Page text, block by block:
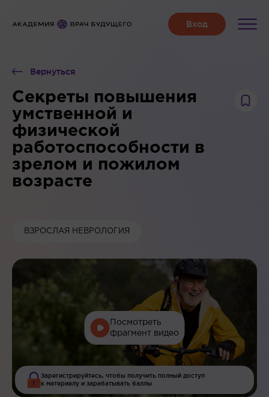
Вернуться
Секреты повышения
умственной и
физической
работоспособности в
зрелом и пожилом
возрасте
ВЗРОСЛАЯ НЕВРОЛОГИЯ
Посмотреть
фрагмент видео
Зарегистрируйтесь, чтобы получить полный доступ
к материалу и зарабатывать баллы